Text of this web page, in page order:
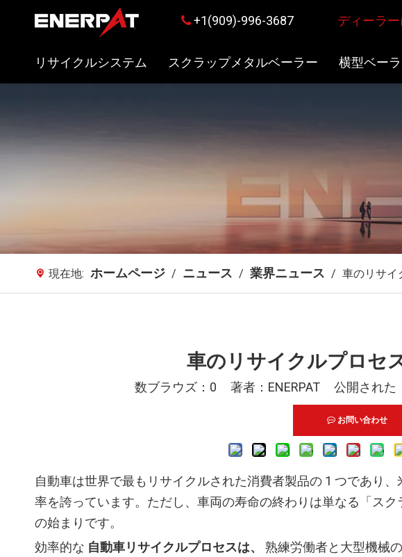
+1(909)-996-3687 ディーラ
リサイクルシステム スクラップメタルベーラー 横型ベー
現在地: ホームページ / ニュース / 業界ニュース / 車のリサイ
車のリサイクルプロセ
数ブラウズ： 0 著者：ENERPAT 公開され
お問い合わせ
自動車は世界で最もリサイクルされた消費者製品の 1 つであり
率を誇っています。ただし、車両の寿命の終わりは単なる「ス
の始まりです。
効率的な 自動車リサイクルプロセスは、
熟練労働者と大型機械